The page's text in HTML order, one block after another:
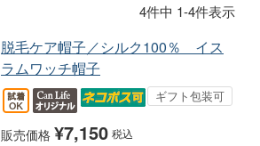
4件中 1-4件表示
脱毛ケア帽子／シルク100％ イス
ラムワッチ帽子
ギフト包装可
販売価格¥7,150 税込